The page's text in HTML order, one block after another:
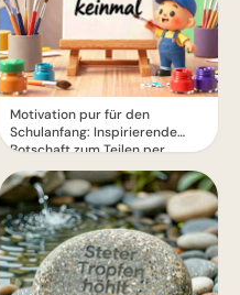
Motivation pur für den
Schulanfang: Inspirierende
Botschaft zum Teilen per
WhatsApp!